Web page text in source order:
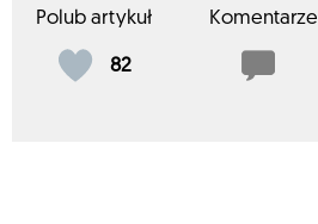
Polub artykuł
82
Komentarze